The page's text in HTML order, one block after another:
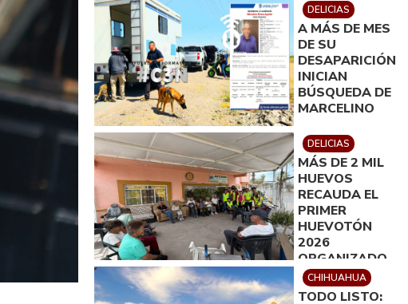
DELICIAS
A MÁS DE MES
DE SU
DESAPARICIÓN
INICIAN
BÚSQUEDA DE
MARCELINO
DELICIAS
MÁS DE 2 MIL
HUEVOS
RECAUDA EL
PRIMER
HUEVOTÓN
2026
ORGANIZADO
POR
ROTARACT
CHIHUAHUA
TODO LISTO: